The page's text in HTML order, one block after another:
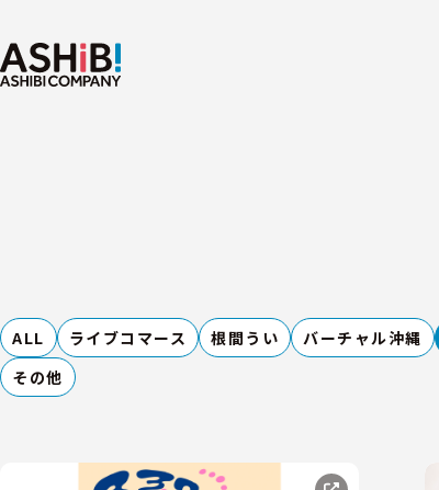
ALL ライブコマース 根間うい バーチャル沖縄
その他